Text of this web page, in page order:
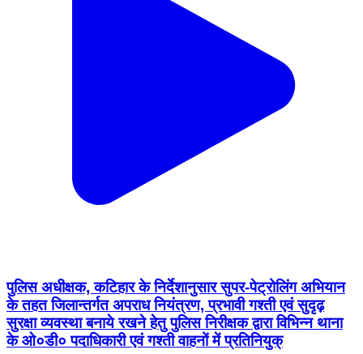
पुलिस अधीक्षक, कटिहार के निर्देशानुसार सुपर-पेट्रोलिंग अभियान
के तहत जिलान्तर्गत अपराध नियंत्रण, प्रभावी गश्ती एवं सुदृढ़
सुरक्षा व्यवस्था बनाये रखने हेतु पुलिस निरीक्षक द्वारा विभिन्न थाना
के ओ०डी० पदाधिकारी एवं गश्ती वाहनों में प्रतिनियुक्